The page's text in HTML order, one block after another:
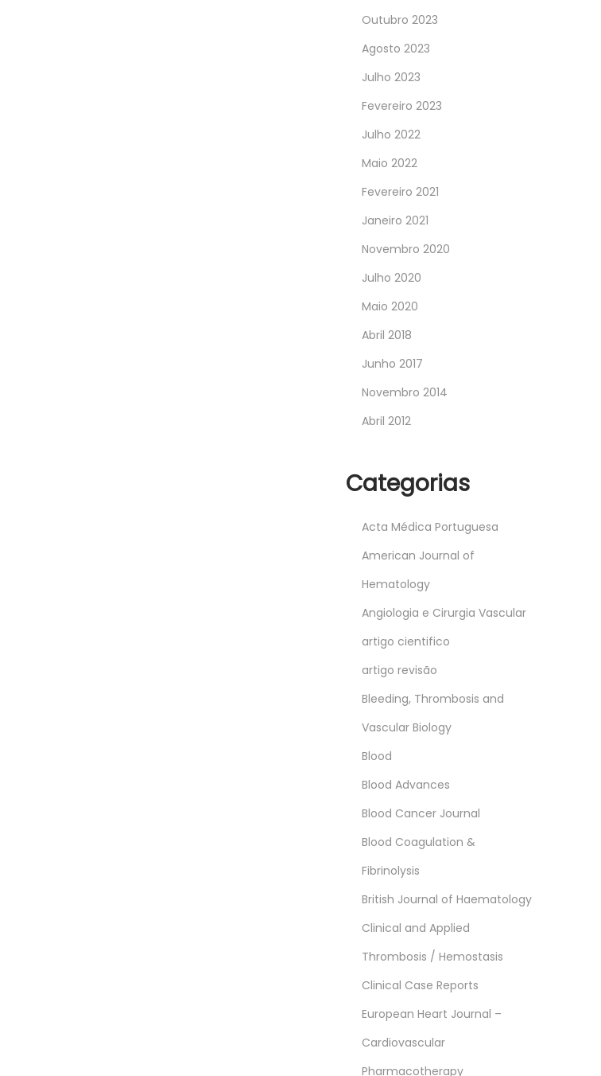
Outubro 2023
Agosto 2023
Julho 2023
Fevereiro 2023
Julho 2022
Maio 2022
Fevereiro 2021
Janeiro 2021
Novembro 2020
Julho 2020
Maio 2020
Abril 2018
Junho 2017
Novembro 2014
Abril 2012
Categorias
Acta Médica Portuguesa
American Journal of
Hematology
Angiologia e Cirurgia Vascular
artigo cientifico
artigo revisão
Bleeding, Thrombosis and
Vascular Biology
Blood
Blood Advances
Blood Cancer Journal
Blood Coagulation &
Fibrinolysis
British Journal of Haematology
Clinical and Applied
Thrombosis / Hemostasis
Clinical Case Reports
European Heart Journal –
Cardiovascular
Pharmacotherapy